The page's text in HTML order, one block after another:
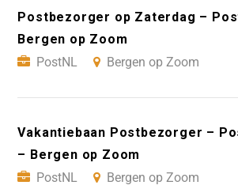
Postbezorger op Zaterdag –
Bergen op Zoom
PostNL
Bergen op Zoom
Vakantiebaan Postbezorger –
– Bergen op Zoom
PostNL
Bergen op Zoom